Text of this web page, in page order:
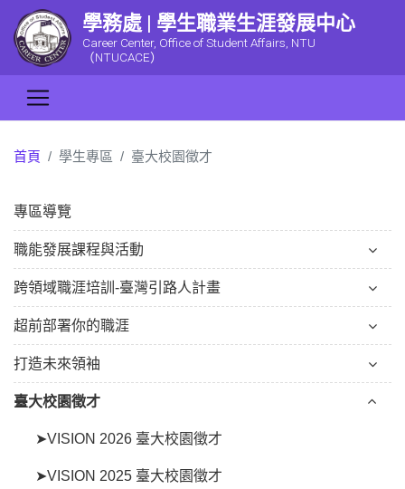
學務處 | 學生職業生涯發展中心
Career Center, Office of Student Affairs, NTU
（NTUCACE）
首頁 學生專區 臺大校園徵才
專區導覽
職能發展課程與活動
跨領域職涯培訓-臺灣引路人計畫
超前部署你的職涯
打造未來領袖
臺大校園徵才
➤VISION 2026 臺大校園徵才
➤VISION 2025 臺大校園徵才